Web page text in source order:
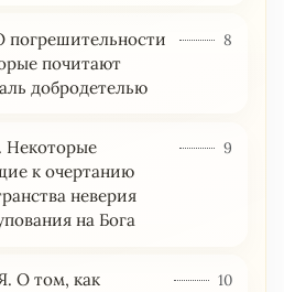
почитают
добродетелью
8
к очертанию
неверия
на Бога
9
О том, как
10